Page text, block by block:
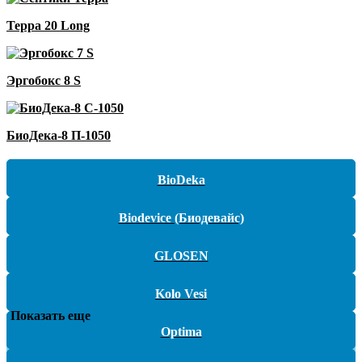
Терра 20 Long
Эргобокс 8 S
БиоДека-8 П-1050
BioDeka
Biodevice (Биодевайс)
GLOSEN
Kolo Vesi
Optima
Показать еще